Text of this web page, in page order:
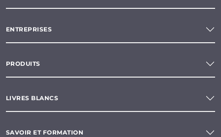
ENTREPRISES
PRODUITS
LIVRES BLANCS
SAVOIR ET FORMATION